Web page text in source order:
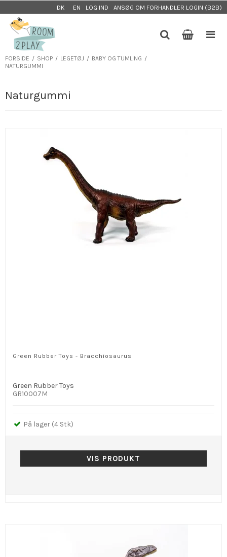
DK EN LOG IND ANSØG OM FORHANDLER LOGIN (B2B)
FORSIDE / SHOP / LEGETØJ / BABY OG TUMLING /
NATURGUMMI
Naturgummi
Green Rubber Toys - Bracchiosaurus
Green Rubber Toys
GR10007M
På lager (4 Stk)
VIS PRODUKT